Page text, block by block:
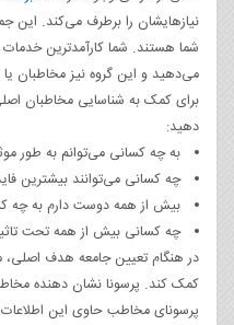
نیازهایشان را برطرف می‌کند.
شما هستند. شما کارآمدترین خدمات
می‌دهید و این گروه نیز مخاطبان
برای کمک به شناسایی مخاطبان
دهید:
به چه کسانی می‌توانم به طور
چه کسانی می‌توانند بیشترین
بیش از همه دوست دارم به چه
چه کسانی بیش از همه تحت
در هنگام تعیین جامعه هدف
کمک کند. پرسونا نشان دهنده
پرسونای مخاطب حاوی این